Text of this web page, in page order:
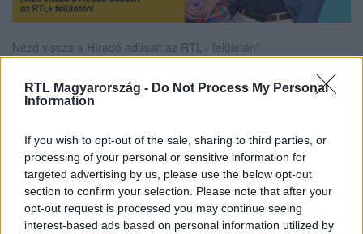
RTL Magyarország - Do Not Process My Personal
Information
If you wish to opt-out of the sale, sharing to third parties, or
processing of your personal or sensitive information for
targeted advertising by us, please use the below opt-out
section to confirm your selection. Please note that after your
opt-out request is processed you may continue seeing
interest-based ads based on personal information utilized by
Nézd vissza a Híradó adásait az RTL+ felületén!